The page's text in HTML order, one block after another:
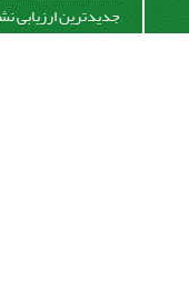
جدیدترین ارزیابی